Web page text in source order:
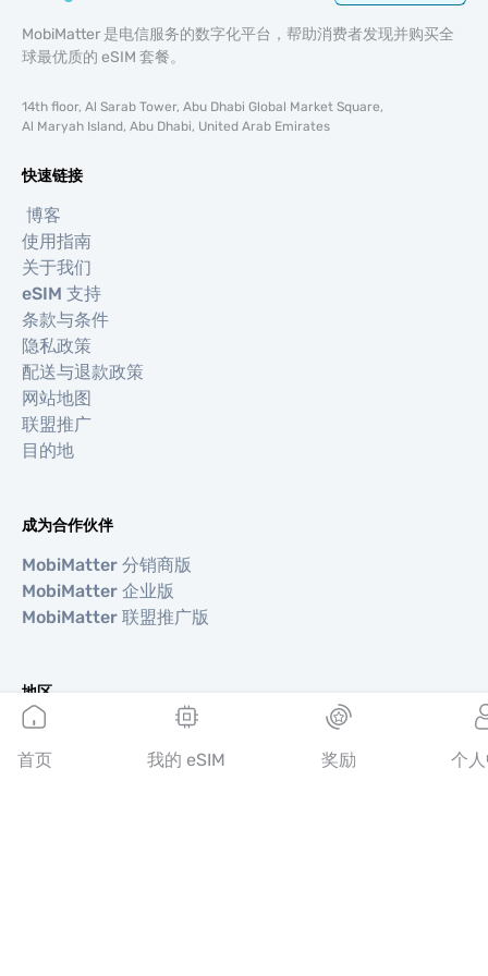
MobiMatter 是电信服务的数字化平台，帮助消费者发现并购买全
球最优质的 eSIM 套餐。
14th floor, Al Sarab Tower, Abu Dhabi Global Market Square,
Al Maryah Island, Abu Dhabi, United Arab Emirates
快速链接
博客
使用指南
关于我们
eSIM 支持
条款与条件
隐私政策
配送与退款政策
网站地图
联盟推广
目的地
成为合作伙伴
MobiMatter 分销商版
MobiMatter 企业版
MobiMatter 联盟推广版
地区
欧洲 eSIM
亚洲 eSIM
首页 我的 eSIM 奖励 个